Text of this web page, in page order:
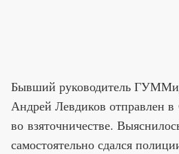
Бывший руководитель
Андрей Левдиков отправлен
во взяточничестве.
самостоятельно сдался